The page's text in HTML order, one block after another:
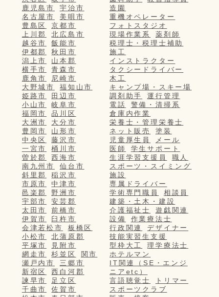
鹿児島市
宇治市
名古屋市
美唄市
豊島区
京都市
上川郡
北広島市
越谷市
飯能市
伊都郡
秋田市
潟上市
山本郡
横手市
青森市
鹿角市
尼崎市
大野城市
福知山市
姫路市
田辺市
小山市
岐阜市
福岡市
品川区
大洲市
大分市
豊岡市
山形市
中央区
藤沢市
一宮市
桶川市
曽於郡
西海市
南九州市
仙台市
斜里郡
稲沢市
市原市
中津市
邑楽郡
野洲市
宇部市
安芸郡
太田市
前橋市
伊賀市
臼杵市
会津若松市
板橋区
小松市
北蒲原郡
平塚市
見附市
網走市
杉並区
関市
瀬戸内市
三郷市
新宿区
西白河郡
諫早市
足立区
千曲市
佐賀市
造園
重機オペレーター
フォトスタジオ
現場作業系
薬剤師
税理士・税理士補助
施工
インストラクター
タクシードライバー
木工
キャンプ場・スキー場
調剤助手
運行管理
電話
警備・清掃系
倉庫内作業
栄養士・管理栄養士
ネット販売
塗装
児童厚生員
メール
医師
学生サポート
生涯学習支援員
職人
スポーツ・スイミング
施設
専属ドライバー
学術専門職員
相談員
建築・土木・建設
介護福祉士
遊戯関連
設備
作業療法士
行政関連
デザイナー
技能実習生支援
型枠大工
理学療法士
ホテルマン
IT関連（SE・エンジ
ニアetc）
言語聴覚士
トリマー
スポーツクラブ